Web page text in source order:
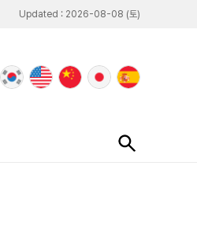
Updated : 2026-08-08 (토)